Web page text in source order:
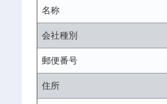
名称
会社種別
郵便番号
住所